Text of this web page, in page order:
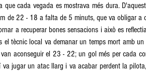
cada vegada es mostrava més dura.
de 22 - 18 a falta de 5 minuts, que va obligar a
a recuperar bones sensacions i això es
tècnic local va demanar un temps mort amb
aconseguir el 23 - 22; un gol més per cada
jugar un atac llarg i va acabar perdent la